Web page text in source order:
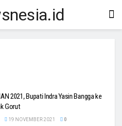
2021, Bupati Indra Yasin Bangga ke
Gorut
19 NOVEMBER 2021 0